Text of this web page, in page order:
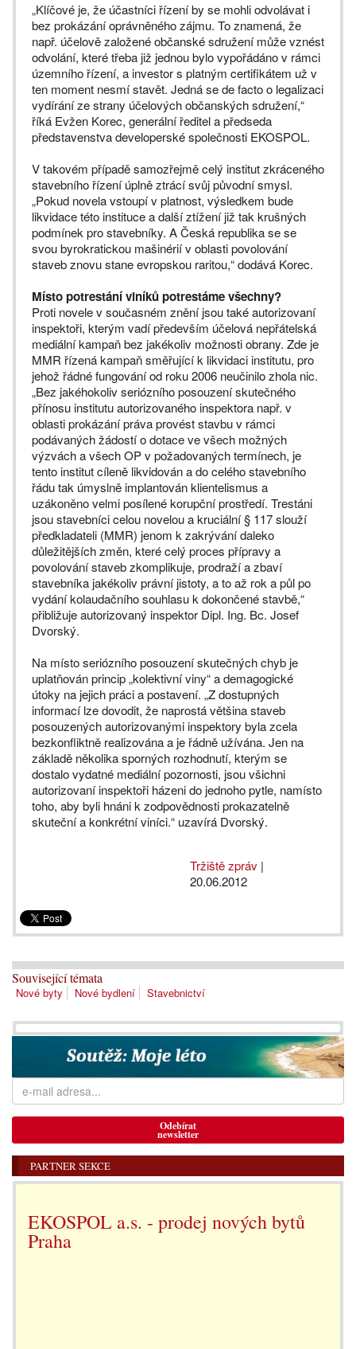
„Klíčové je, že účastníci řízení by se mohli odvolávat i
bez prokázání oprávněného zájmu. To znamená, že
např. účelově založené občanské sdružení může vznést
odvolání, které třeba již jednou bylo vypořádáno v rámci
územního řízení, a investor s platným certifikátem už v
ten moment nesmí stavět. Jedná se de facto o legalizaci
vydírání ze strany účelových občanských sdružení,“
říká Evžen Korec, generální ředitel a předseda
představenstva developerské společnosti EKOSPOL.
V takovém případě samozřejmě celý institut zkráceného
stavebního řízení úplně ztrácí svůj původní smysl.
„Pokud novela vstoupí v platnost, výsledkem bude
likvidace této instituce a další ztížení již tak krušných
podmínek pro stavebníky. A Česká republika se se
svou byrokratickou mašinérií v oblasti povolování
staveb znovu stane evropskou raritou,“ dodává Korec.
Místo potrestání viníků potrestáme všechny?
Proti novele v současném znění jsou také autorizovaní
inspektoři, kterým vadí především účelová nepřátelská
mediální kampaň bez jakékoliv možnosti obrany. Zde je
MMR řízená kampaň směřující k likvidaci institutu, pro
jehož řádné fungování od roku 2006 neučinilo zhola nic.
„Bez jakéhokoliv seriózního posouzení skutečného
přínosu institutu autorizovaného inspektora např. v
oblasti prokázání práva provést stavbu v rámci
podávaných žádostí o dotace ve všech možných
výzvách a všech OP v požadovaných termínech, je
tento institut cíleně likvidován a do celého stavebního
řádu tak úmyslně implantován klientelismus a
uzákoněno velmi posílené korupční prostředí. Trestáni
jsou stavebníci celou novelou a kruciální § 117 slouží
předkladateli (MMR) jenom k zakrývání daleko
důležitějších změn, které celý proces přípravy a
povolování staveb zkomplikuje, prodraží a zbaví
stavebníka jakékoliv právní jistoty, a to až rok a půl po
vydání kolaudačního souhlasu k dokončené stavbě,“
přibližuje autorizovaný inspektor Dipl. Ing. Bc. Josef
Dvorský.
Na místo seriózního posouzení skutečných chyb je
uplatňován princip „kolektivní viny“ a demagogické
útoky na jejich práci a postavení. „Z dostupných
informací lze dovodit, že naprostá většina staveb
posouzených autorizovanými inspektory byla zcela
bezkonfliktně realizována a je řádně užívána. Jen na
základě několika sporných rozhodnutí, kterým se
dostalo vydatné mediální pozornosti, jsou všichni
autorizovaní inspektoři házeni do jednoho pytle, namísto
toho, aby byli hnáni k zodpovědnosti prokazatelně
skuteční a konkrétní viníci.“ uzavírá Dvorský.
Tržiště zpráv |
20.06.2012
Související témata
Nové byty Nové bydlení Stavebnictví
Odebírat
newsletter
PARTNER SEKCE
EKOSPOL a.s. - prodej nových bytů
Praha